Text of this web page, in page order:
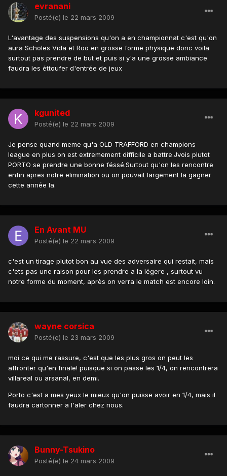
evranani
Posté(e) le 22 mars 2009
L'avantage des suspensions qu'on a en championnat c'est qu'on
aura Scholes Vida et Roo en grosse forme physique donc voila
surtout pas prendre de but et puis si y'a une grosse ambiance
faudra les éttoufer d'entrée de jeux
kgunited
Posté(e) le 22 mars 2009
Je pense quand meme qu'a OLD TRAFFORD en champions
league en plus on est extremement difficile a battre.Jvois plutot
PORTO se prendre une bonne féssé.Surtout qu'on les rencontre
enfin apres notre elimination ou on pouvait largement la gagner
cette année la.
En Avant MU
Posté(e) le 22 mars 2009
c'est un tirage plutot bon au vue des adversaire qui restait, mais
c'ets pas une raison pour les prendre a la légere , surtout vu
notre forme du moment, après on verra le match est encore loin.
wayne corsica
Posté(e) le 23 mars 2009
moi ce qui me rassure, c'est que les plus gros on peut les
affronter qu'en finale! puisque si on passe les 1/4, on rencontrera
villareal ou arsanal, en demi.
Porto c'est a mes yeux le mieux qu'on puisse avoir en 1/4, mais il
faudra cartonner a l'aler chez nous.
Bunny-Tsukino
Posté(e) le 24 mars 2009